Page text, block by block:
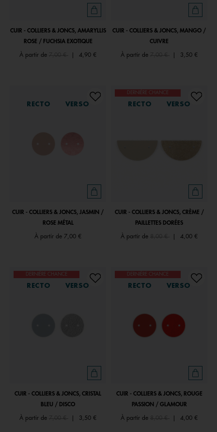
CUIR - COLLIERS & JONCS, AMARYLLIS
ROSE / FUCHSIA EXOTIQUE
À partir de Price reduced from
4,90 €
CUIR - COLLIERS & JONCS, MANGO /
CUIVRE
À partir de Price reduced from
3,50 €
RECTO VERSO
CUIR - COLLIERS & JONCS, JASMIN /
ROSE MÉTAL
À partir de 7,00 €
DERNIÈRE CHANCE
RECTO VERSO
CUIR - COLLIERS & JONCS, CRÈME /
PAILLETTES DORÉES
À partir de Price reduced from
4,00 €
DERNIÈRE CHANCE
RECTO VERSO
CUIR - COLLIERS & JONCS, CRISTAL
BLEU / DISCO
À partir de Price reduced from
3,50 €
DERNIÈRE CHANCE
RECTO VERSO
CUIR - COLLIERS & JONCS, ROUGE
PASSION / GLAMOUR
À partir de Price reduced from
4,00 €